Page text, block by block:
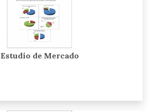
Estudio de Mercado